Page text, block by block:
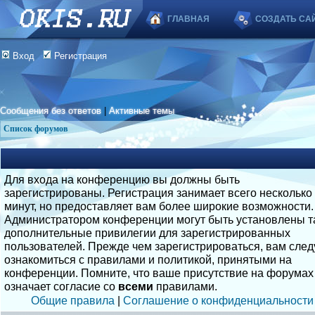
ГЛАВНАЯ СОЗДАТЬ
Вход Регистрация
Сообщения без ответов |Активные темы
Список форумов
Для входа на конференцию вы должны быть
зарегистрированы. Регистрация занимает всего несколько
минут, но предоставляет вам более широкие возможности.
Администратором конференции могут быть установлены
дополнительные привилегии для зарегистрированных
пользователей. Прежде чем зарегистрироваться, вам
ознакомиться с правилами и политикой, принятыми на
конференции. Помните, что ваше присутствие на форумах
означает согласие со всеми правилами.
Общие правила | Соглашение о конфиденциальности